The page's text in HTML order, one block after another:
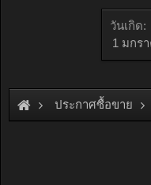
วันเกิด:
1 มกร
ประกาศซื้อขาย